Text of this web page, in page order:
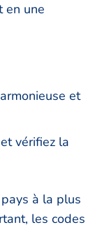
en une
et
vérifiez la
à la plus
les codes